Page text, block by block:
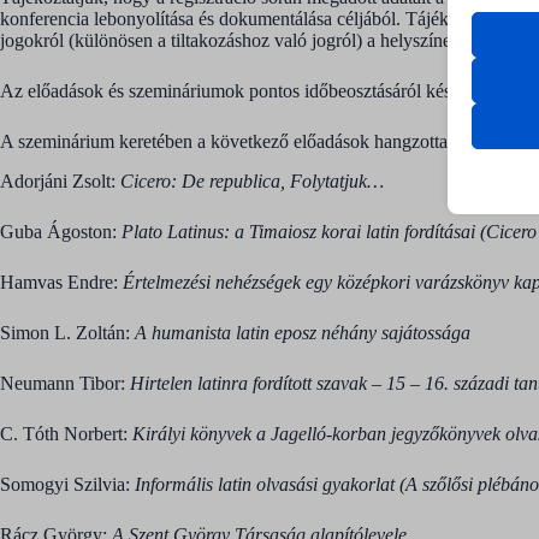
konferencia lebonyolítása és dokumentálása céljából. Tájékoztatjuk,
jogokról (különösen a tiltakozáshoz való jogról) a helyszínen a
Az előadások és szemináriumok pontos időbeosztásáról később adunk
A szeminárium keretében a következő előadások hangzottak el:
Adorjáni Zsolt: Cicero: De republica, Folytatjuk…
Guba Ágoston: Plato Latinus: a Timaiosz korai latin fordításai
Hamvas Endre: Értelmezési nehézségek egy középkori varázskönyv
Simon L. Zoltán: A humanista latin eposz néhány sajátossága
Neumann Tibor: Hirtelen latinra fordított szavak – 15 – 16. századi
C. Tóth Norbert: Királyi könyvek a Jagelló-korban jegyzőkönyvek
Somogyi Szilvia: Informális latin olvasási gyakorlat (A szőlősi
Rácz György: A Szent György Társaság alapítólevele
wp-